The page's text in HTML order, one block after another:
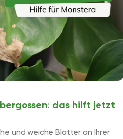
das hilft jetzt
und weiche Blätter an Ihrer